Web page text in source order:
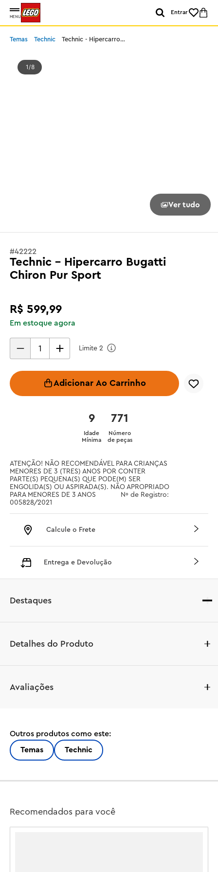
MENU
Entrar
Temas Technic
Technic - Hipercarro
1 8
Ver tudo
#42222
Technic - Hipercarro Bugatti
Chiron Pur Sport
R$ 599,99
Em estoque agora
Limite 2
Adicionar Ao Carrinho
771
Número
de peças
9
Idade
Mínima
ATENÇÃO! NÃO RECOMENDÁVEL PARA CRIANÇAS
MENORES DE 3 (TRES) ANOS POR CONTER
PARTE(S) PEQUENA(S) QUE PODE(M) SER
ENGOLIDA(S) OU ASPIRADA(S). NÃO APROPRIADO
PARA MENORES DE 3 ANOS		 Nº de Registro:
005828/2021
Calcule o Frete
Entrega e Devolução
Destaques
Detalhes do Produto
hipercarro LEGO® Technic™ Bugatti Chiron Pur Sport
superior do modelo do hipercarro e confira o motor
W16, as portas e o capô que abrem. O conjunto vem
com um código resgatável para desbloquear uma
online ASPHALT LEGENDS. As crianças podem se divertir
quando quiserem uma nova atividade, podem jogar e
competir com a versão digital no jogo. Este conjunto é
Avaliações
Outros produtos como este:
Temas Technic
Recomendados para você